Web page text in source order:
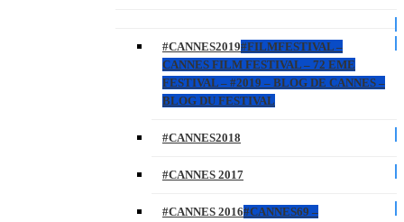
#CANNES2019#FILMFESTIVAL –
CANNES FILM FESTIVAL – 72 EME
FESTIVAL – #2019 – BLOG DE CANNES –
BLOG DU FESTIVAL
#CANNES2018
#CANNES 2017
#CANNES 2016#CANNES69 –